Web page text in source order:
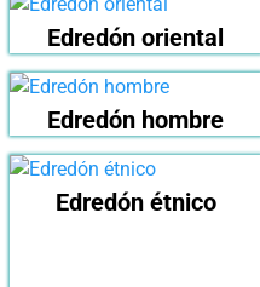
Edredón oriental
Edredón hombre
Edredón étnico